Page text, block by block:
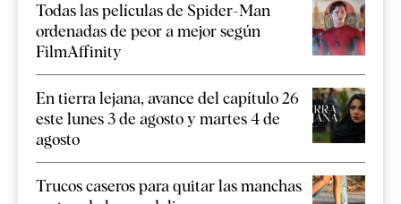
Todas las películas de Spider-Man
ordenadas de peor a mejor según
FilmAffinity
En tierra lejana, avance del capítulo 26
este lunes 3 de agosto y martes 4 de
agosto
Trucos caseros para quitar las manchas